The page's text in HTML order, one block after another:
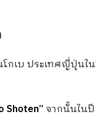
กเบ ประเทศญี่ปุ่นใ
Shoten”จากนั้นใน